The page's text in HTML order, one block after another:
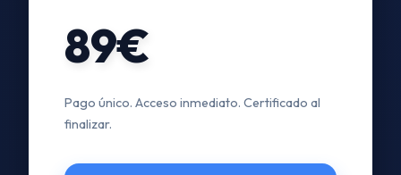
89€
Pago único. Acceso inmediato. Certificado al
finalizar.